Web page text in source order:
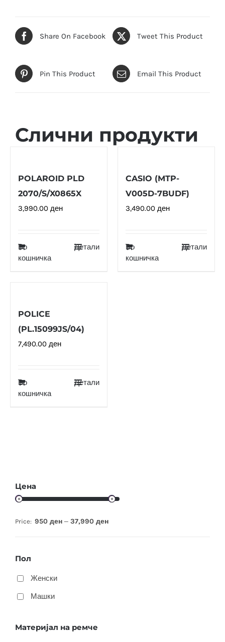
Share On Facebook Tweet This Product
Pin This Product Email This Product
Слични продукти
POLAROID PLD
2070/S/X0865X
3,990.00 ден
Во
кошничка
Детали
CASIO (MTP-
V005D-7BUDF)
3,490.00 ден
Во
кошничка
Детали
POLICE
(PL.15099JS/04)
7,490.00 ден
Во
кошничка
Детали
Цена
Price: 950 ден — 37,990 ден
Пол
Женски
Машки
Материјал на ремче